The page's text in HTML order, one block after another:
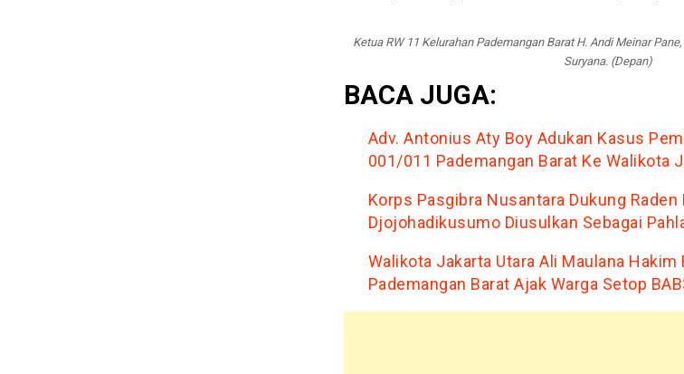
Ketua RW 11 Kelurahan Pademangan Barat H. Andi Meinar
Suryana. (Depan)
BACA JUGA:
Adv. Antonius Aty Boy Adukan Kasus
001/011 Pademangan Barat Ke Walikota
Korps Pasgibra Nusantara Dukung Raden
Djojohadikusumo Diusulkan Sebagai
Walikota Jakarta Utara Ali Maulana Hakim
Pademangan Barat Ajak Warga Setop